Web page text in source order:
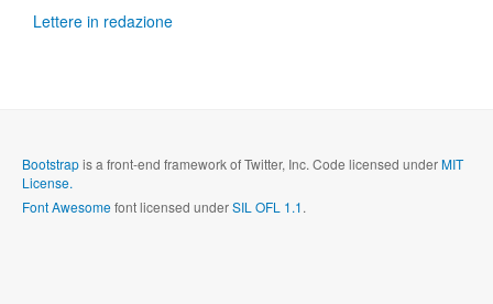
Lettere in redazione
Bootstrapis a front-end framework of Twitter, Inc. Code licensed underMIT
License.
Font Awesomefont licensed underSIL OFL 1.1.